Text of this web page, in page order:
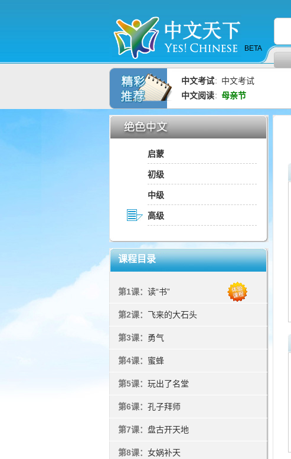
BETA
中文考试： 中文考试
中文阅读： 母亲节
启蒙
初级
中级
高级
课程目录
第1课： 读“书”
第2课： 飞来的大石头
第3课： 勇气
第4课： 蜜蜂
第5课： 玩出了名堂
第6课： 孔子拜师
第7课： 盘古开天地
第8课： 女娲补天